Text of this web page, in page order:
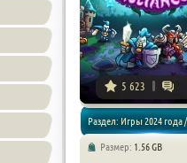
5 623
Раздел: Игры 2024 года /
Размер: 1.56 GB